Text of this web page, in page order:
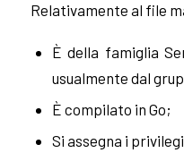
Relativamente al file
È della famiglia
usualmente dal
È compilato in Go;
Si assegna i